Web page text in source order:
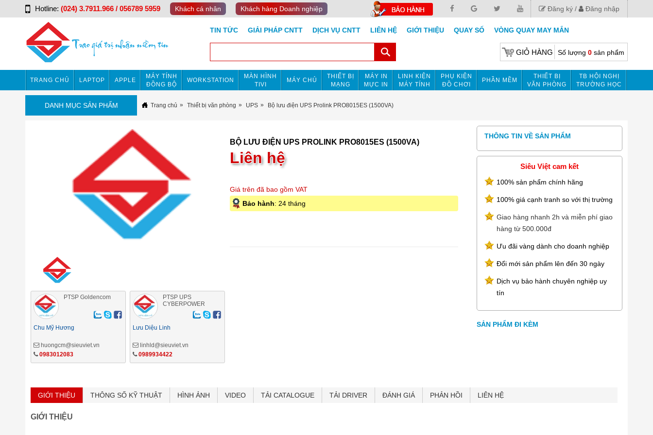
Hotline: (024) 3.7911.966 / 056789 5959 Khách cá nhân Khách hàng Doanh nghiệp Đăng ký Đăng nhập
TIN TỨC GIẢI PHÁP CNTT DỊCH VỤ CNTT LIÊN HỆ GIỚI THIỆU QUAY SỐ VÒNG QUAY MAY MẮN
GIỎ HÀNG Số lượng 0sản phẩm
TRANG CHỦ LAPTOP APPLE
MÁY TÍNH
ĐỒNG BỘ
WORKSTATION
MÀN HÌNH
TIVI
MÁY CHỦ
THIẾT BỊ
MẠNG
MÁY IN
MỰC IN
LINH KIỆN
MÁY TÍNH
PHỤ KIỆN
ĐỒ CHƠI
PHẦN MỀM
THIẾT BỊ
VĂN PHÒNG
TB HỘI NGHỊ
TRƯỜNG HỌC
DANH MỤC SẢN PHẨM Trang chủ Thiết bị văn phòng UPS Bộ lưu điện UPS Prolink PRO8015ES (1500VA)
PTSP Goldencom
Chu Mỹ Hương
huongcm@sieuviet.vn
0983012083
PTSP UPS
CYBERPOWER
Lưu Diệu Linh
linhld@sieuviet.vn
0989934422
BỘ LƯU ĐIỆN UPS PROLINK PRO8015ES (1500VA)
Liên hệ
Giá trên đã bao gồm VAT
Bảo hành: 24 tháng
THÔNG TIN VỀ SẢN PHẨM
Siêu Việt cam kết
100% sản phẩm chính hãng
100% giá cạnh tranh so với thị trường
Giao hàng nhanh 2h và miễn phí giao
hàng từ 500.000đ
Ưu đãi vàng dành cho doanh nghiệp
Đổi mới sản phẩm lên đến 30 ngày
Dịch vụ bảo hành chuyên nghiệp uy
tín
SẢN PHẨM ĐI KÈM
GIỚI THIỆU THÔNG SỐ KỸ THUẬT HÌNH ẢNH VIDEO TẢI CATALOGUE TẢI DRIVER ĐÁNH GIÁ PHẢN HỒI LIÊN HỆ
GIỚI THIỆU